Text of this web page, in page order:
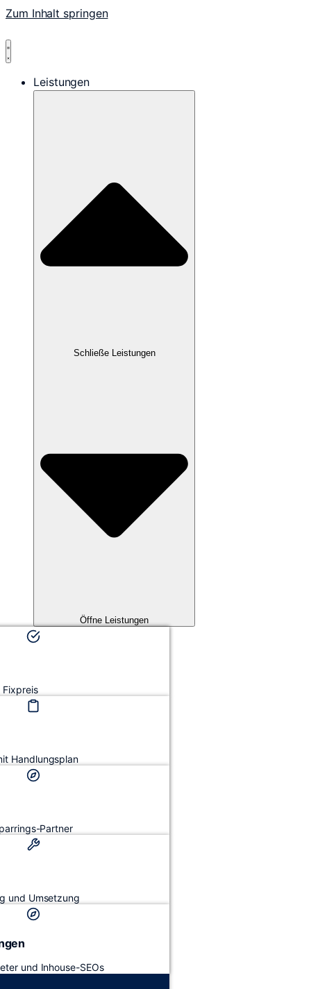
Zum Inhalt springen
Leistungen
Schließe Leistungen
Öffne Leistungen
Fixpreis
Handlungsplan
Partner
und Umsetzung
und Inhouse-SEOs